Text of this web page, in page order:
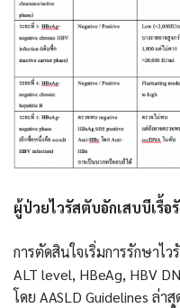
ผู้ป่วยไวรัสตับอักเสบบีเรื้อ
การตัดสินใจเริ่มการรักษาไ
ALT level, HBeAg, HBV
โดย AASLD Guidelines ล่